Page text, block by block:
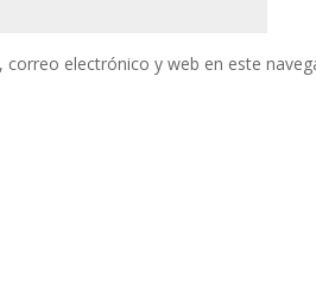
correo electrónico y web en este